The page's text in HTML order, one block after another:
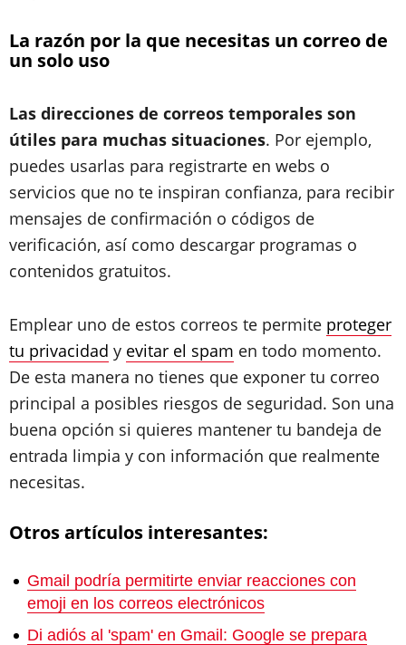
La razón por la que necesitas un correo de
un solo uso
Las direcciones de correos temporales son
útiles para muchas situaciones. Por ejemplo,
puedes usarlas para registrarte en webs o
servicios que no te inspiran confianza, para recibir
mensajes de confirmación o códigos de
verificación, así como descargar programas o
contenidos gratuitos.
Emplear uno de estos correos te permite proteger
tu privacidad y evitar el spam en todo momento.
De esta manera no tienes que exponer tu correo
principal a posibles riesgos de seguridad. Son una
buena opción si quieres mantener tu bandeja de
entrada limpia y con información que realmente
necesitas.
Otros artículos interesantes:
Gmail podría permitirte enviar reacciones con
emoji en los correos electrónicos
Di adiós al 'spam' en Gmail: Google se prepara